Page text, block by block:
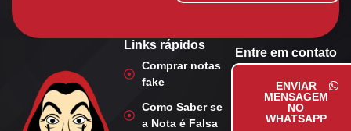
Links rápidos
Comprar notas
fake
Como Saber se
a Nota é Falsa
Entre em contato
ENVIAR
MENSAGEM
NO
WHATSAPP